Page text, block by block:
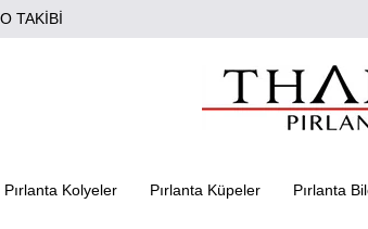
TAKİBİ
Pırlanta Kolyeler Pırlanta Küpeler Pırlanta